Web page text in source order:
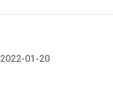
2022-01-20